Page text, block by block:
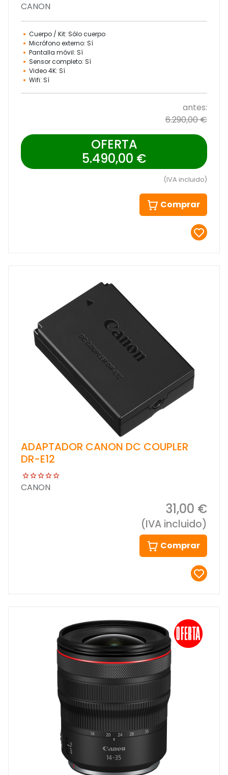
CANON
Cuerpo / Kit: Sólo cuerpo
Micrófono externo: Sí
Pantalla móvil: Sí
Sensor completo: Sí
Video 4K: Sí
Wifi: Sí
antes:
6.290,00 €
OFERTA
5.490,00 €
(IVA incluido)
Comprar
ADAPTADOR CANON DC COUPLER
DR-E12
CANON
31,00 €
(IVA incluido)
Comprar